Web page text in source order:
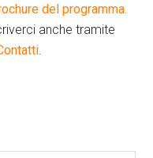
del programma.
anche tramite